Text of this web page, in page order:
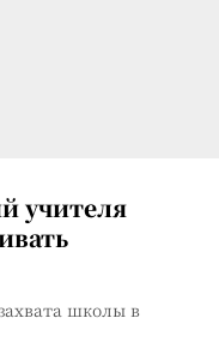
учителя
школы в